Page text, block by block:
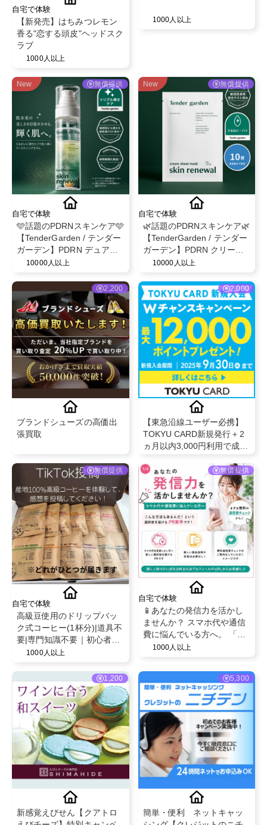
自宅で体験
【新発売】はちみつレモン
香る"恋する頭皮"ヘッドスク
ラブ
1000人以上
1000人以上
New 無償提供
自宅で体験
🩵話題のPDRNスキンケア🩵
【TenderGarden / テンダー
ガーデン】PDRN デュアル
ブースト 美容液ミスト モニ
10000人以上
New 無償提供
自宅で体験
🌿話題のPDRNスキンケア🌿
【TenderGarden / テンダー
ガーデン】PDRN クリーム
シートマスク 30g × 5枚 モ
10000人以上
2,200
ブランドシューズの高価出
張買取
2,000
【東急沿線ユーザー必携】
TOKYU CARD新規発行＋2
ヵ月以内3,000円利用で成果
元
無償提供
自宅で体験
高級豆使用のドリップバッ
ク式コーヒー(1杯分)|道具不
要|専門知識不要｜初心者の
ための焙煎所さくら
1000人以上
無償提供
自宅で体験
📱あなたの発信力を活かし
ませんか？ スマホ代や通信
費に悩んでいる方へ。 「こ
んな方法もあるんだ！」と
です。
1000人以上
1,200
新感覚えびせん【クアトロ
5,300
簡単・便利 ネットキャッ